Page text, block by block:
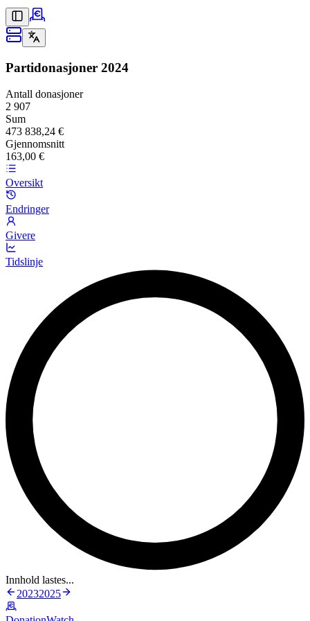
Partidonasjoner 2024
Antall donasjoner
2 907
Sum
473 838,24 €
Gjennomsnitt
163,00 €
Oversikt
Endringer
Givere
Tidslinje
Innhold lastes...
20232025